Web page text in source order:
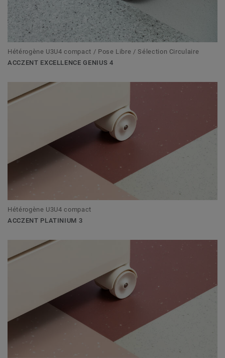
Hétérogène U3U4 compact / Pose Libre / Sélection Circulaire
ACCZENT EXCELLENCE GENIUS 4
Hétérogène U3U4 compact
ACCZENT PLATINIUM 3